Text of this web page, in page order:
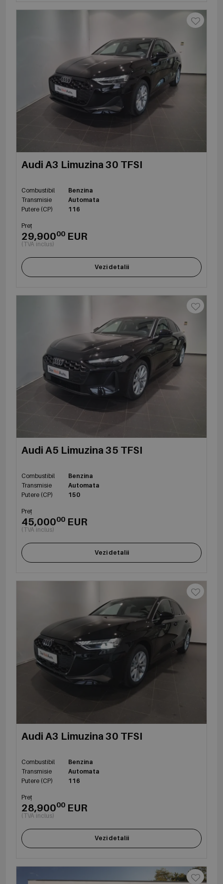
Audi A3 Limuzina 30 TFSI
Combustibil
Benzina
Transmisie
Automata
Putere (CP)
116
Preț
29,90000 EUR
(TVA inclus)
Vezi detalii
Audi A5 Limuzina 35 TFSI
Combustibil
Benzina
Transmisie
Automata
Putere (CP)
150
Preț
45,00000 EUR
(TVA inclus)
Vezi detalii
Audi A3 Limuzina 30 TFSI
Combustibil
Benzina
Transmisie
Automata
Putere (CP)
116
Preț
28,90000 EUR
(TVA inclus)
Vezi detalii